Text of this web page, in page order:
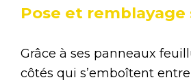
Pose et
Grâce à ses panneaux
côtés qui s’emboîtent